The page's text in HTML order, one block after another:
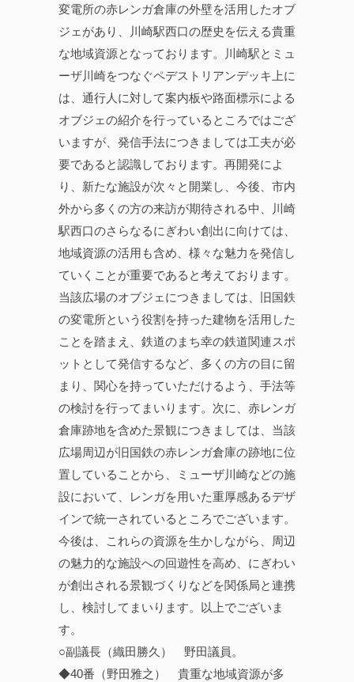
変電所の赤レンガ倉庫の外壁を活用したオブ
ジェがあり、川崎駅西口の歴史を伝える貴重
な地域資源となっております。川崎駅とミュ
ーザ川崎をつなぐペデストリアンデッキ上に
は、通行人に対して案内板や路面標示による
オブジェの紹介を行っているところではござ
いますが、発信手法につきましては工夫が必
要であると認識しております。再開発によ
り、新たな施設が次々と開業し、今後、市内
外から多くの方の来訪が期待される中、川崎
駅西口のさらなるにぎわい創出に向けては、
地域資源の活用も含め、様々な魅力を発信し
ていくことが重要であると考えております。
当該広場のオブジェにつきましては、旧国鉄
の変電所という役割を持った建物を活用した
ことを踏まえ、鉄道のまち幸の鉄道関連スポ
ットとして発信するなど、多くの方の目に留
まり、関心を持っていただけるよう、手法等
の検討を行ってまいります。次に、赤レンガ
倉庫跡地を含めた景観につきましては、当該
広場周辺が旧国鉄の赤レンガ倉庫の跡地に位
置していることから、ミューザ川崎などの施
設において、レンガを用いた重厚感あるデザ
インで統一されているところでございます。
今後は、これらの資源を生かしながら、周辺
の魅力的な施設への回遊性を高め、にぎわい
が創出される景観づくりなどを関係局と連携
し、検討してまいります。以上でございま
す。
○副議長（織田勝久） 野田議員。
◆40番（野田雅之） 貴重な地域資源が多